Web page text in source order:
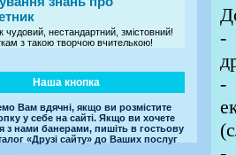
чудовий, нестандартний, змістовний!
з такою творчою вчителькою!
Наша кнопка
Вам вдячні, якщо ви розмістите
у себе на сайті. Якщо ви хочете
з нами банерами, пишіть в гостьову
«Друзі сайту» до Ваших послуг
-
-